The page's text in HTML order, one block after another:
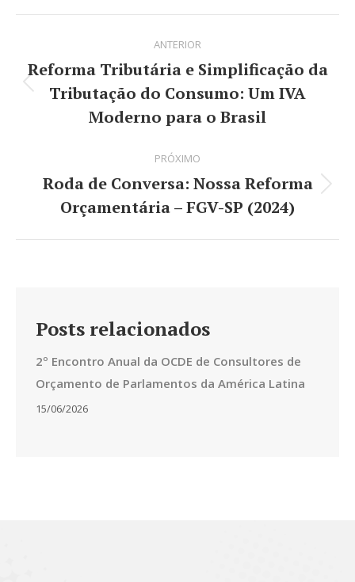
FacebookLinkedInWhatsApp
X
de
post:
ANTERIOR
Post
anterior:
Reforma Tributária e Simplificação da
Tributação do Consumo: Um IVA
Moderno para o Brasil
PRÓXIMO
Próximo
post:
Roda de Conversa: Nossa Reforma
Orçamentária – FGV-SP (2024)
Posts relacionados
2º Encontro Anual da OCDE de Consultores de
Orçamento de Parlamentos da América Latina
15/06/2026